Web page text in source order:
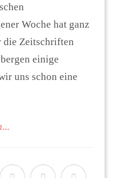
Woche hat ganz
die Zeitschriften
einige
uns schon eine